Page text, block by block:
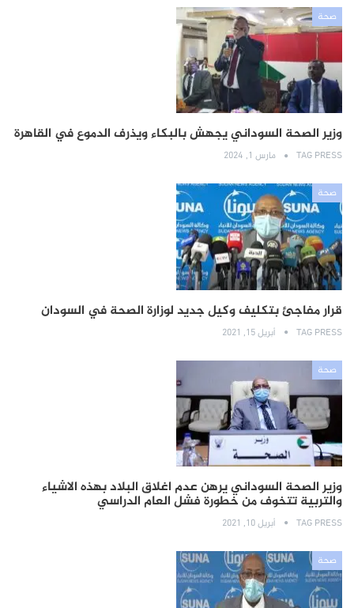
صحة
وزير الصحة السوداني يجهش بالبكاء ويذرف الدموع في القاهرة
TAG PRESS مارس 1, 2024
صحة
قرار مفاجئ بتكليف وكيل جديد لوزارة الصحة في السودان
TAG PRESS أبريل 15, 2021
صحة
وزير الصحة السوداني يرهن عدم اغلاق البلاد بهذه الاشياء
والتربية تتخوف من خطورة فشل العام الدراسي
TAG PRESS أبريل 10, 2021
صحة